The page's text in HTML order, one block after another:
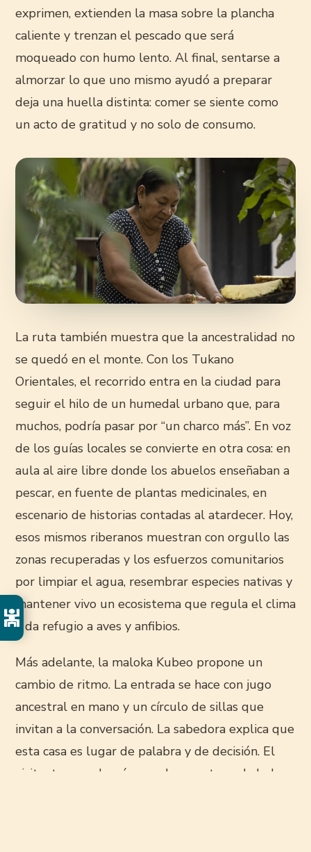
exprimen, extienden la masa sobre la plancha
caliente y trenzan el pescado que será
moqueado con humo lento. Al final, sentarse a
almorzar lo que uno mismo ayudó a preparar
deja una huella distinta: comer se siente como
un acto de gratitud y no solo de consumo.
La ruta también muestra que la ancestralidad no
se quedó en el monte. Con los Tukano
Orientales, el recorrido entra en la ciudad para
seguir el hilo de un humedal urbano que, para
muchos, podría pasar por “un charco más”. En voz
de los guías locales se convierte en otra cosa: en
aula al aire libre donde los abuelos enseñaban a
pescar, en fuente de plantas medicinales, en
escenario de historias contadas al atardecer. Hoy,
esos mismos riberanos muestran con orgullo las
zonas recuperadas y los esfuerzos comunitarios
por limpiar el agua, resembrar especies nativas y
mantener vivo un ecosistema que regula el clima
y da refugio a aves y anfibios.
Más adelante, la maloka Kubeo propone un
cambio de ritmo. La entrada se hace con jugo
ancestral en mano y un círculo de sillas que
invitan a la conversación. La sabedora explica que
esta casa es lugar de palabra y de decisión. El
visitante escucha cómo cada canasto, cada bolso